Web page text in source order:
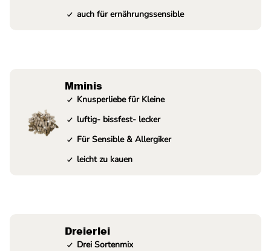
auch für ernährungssensible
Mminis
Knusperliebe für Kleine
luftig- bissfest- lecker
Für Sensible & Allergiker
leicht zu kauen
Dreierlei
Drei Sortenmix